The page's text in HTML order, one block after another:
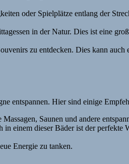
oder Spielplätze entlang der
in der Natur. Dies ist eine
zu entdecken. Dies kann
entspannen. Hier sind einige
Saunen und andere
einem dieser Bäder ist der perfekte
Energie zu tanken.